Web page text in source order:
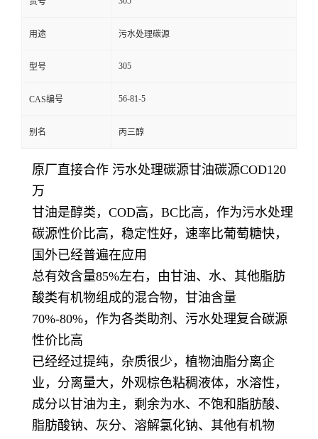
用途 污水处理碳源
型号 305
CAS编号 56-81-5
别名 丙三醇
原厂直接合作 污水处理碳源甘油碳源COD120
万
甘油是醇类，COD高，BC比高，作为污水处理
碳源性价比高，稳定性好，速率比葡萄糖快，
国外已经普遍在应用
总有效含量85%左右，由甘油、水、其他脂肪
酸类有机物组成的混合物，甘油含量
70%-80%，作为各类助剂、污水处理复合碳源
性价比高
已经经过提纯，杂质很少，植物油脂分离企
业，分离量大，外观棕色粘稠液体，水溶性，
成分以甘油为主，剩余为水、不饱和脂肪酸、
脂肪酸钠、灰分、溶解氯化钠、其他有机物